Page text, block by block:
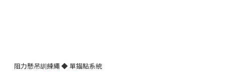
阻力懸吊訓練繩 ◆ 單錨點系統